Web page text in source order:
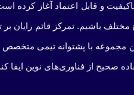
و قابل اعتماد آغاز کرده
مختلف باشیم. تمرکز قائم رایان
مجموعه با پشتوانه تیمی
صحیح از فناوری‌های نوین ایفا